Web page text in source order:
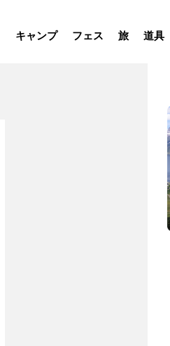
キャンプ フェス 旅 道具